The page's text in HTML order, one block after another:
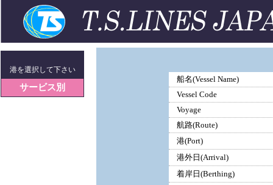
港を選択して下さい
サービス別
船名(Vessel Name)
Vessel Code
Voyage
航路(Route)
港(Port)
港外日(Arrival)
着岸日(Berthing)